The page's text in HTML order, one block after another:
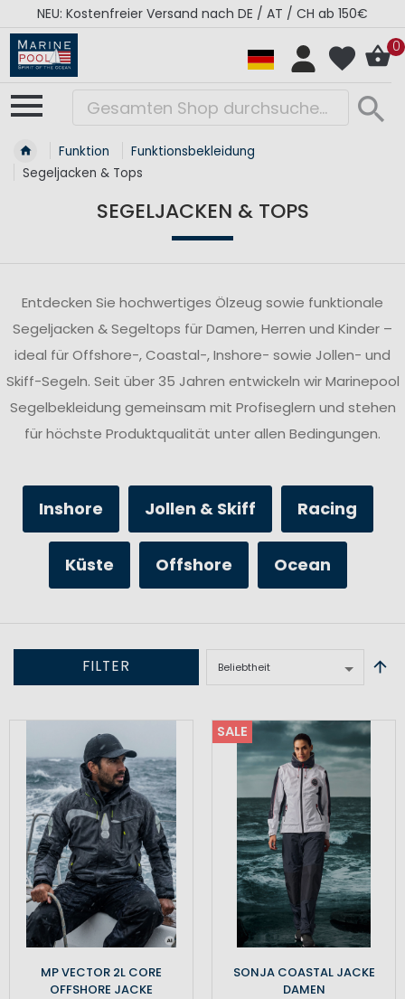
RÉGATES ROYALES Kollektion - Super Sale
0
Funktion
Funktionsbekleidung
Segeljacken & Tops
SEGELJACKEN & TOPS
Entdecken Sie hochwertiges Ölzeug sowie funktionale
Segeljacken & Segeltops für Damen, Herren und Kinder –
ideal für Offshore-, Coastal-, Inshore- sowie Jollen- und
Skiff-Segeln. Seit über 35 Jahren entwickeln wir Marinepool
Segelbekleidung gemeinsam mit Profiseglern und stehen
für höchste Produktqualität unter allen Bedingungen.
Inshore Jollen & Skiff Racing
Küste Offshore Ocean
FILTER
MP VECTOR 2L CORE
OFFSHORE JACKE
SALE
SONJA COASTAL JACKE
DAMEN